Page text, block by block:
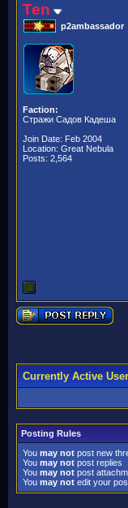
Ten
p2ambassador
Faction:
Стражи Садов Кадеша
Join Date: Feb 2004
Location: Great Nebula
Posts: 2,564
Currently Active
Posting Rules
You may not post new
You may not post replies
You may not post
You may not edit your